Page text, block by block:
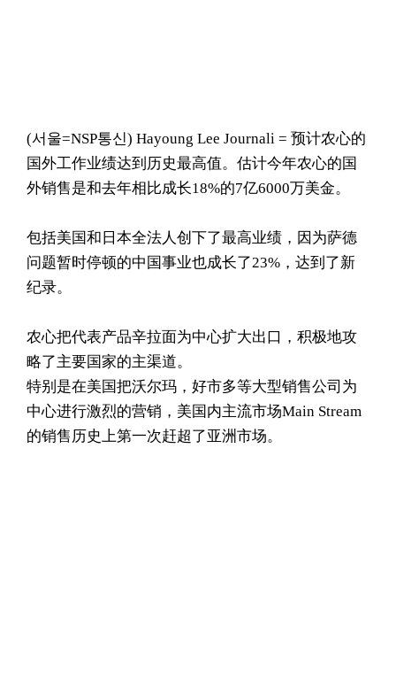
(서울=NSP통신) Hayoung Lee Journali = 预计农心的
国外工作业绩达到历史最高值。估计今年农心的国
外销售是和去年相比成长18%的7亿6000万美金。
包括美国和日本全法人创下了最高业绩，因为萨德
问题暂时停顿的中国事业也成长了23%，达到了新
纪录。
农心把代表产品辛拉面为中心扩大出口，积极地攻
略了主要国家的主渠道。
特别是在美国把沃尔玛，好市多等大型销售公司为
中心进行激烈的营销，美国内主流市场Main Stream
的销售历史上第一次赶超了亚洲市场。